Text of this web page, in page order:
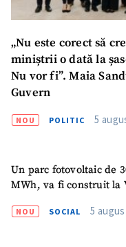
„Nu este corect să
miniștrii o dată la
Nu vor fi”. Maia
Guvern
NOU POLITIC 5
Un parc fotovoltaic de
MWh, va fi construit la
NOU SOCIAL 5